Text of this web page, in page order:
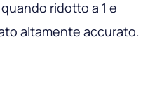
ridotto a 1 e
altamente accurato.